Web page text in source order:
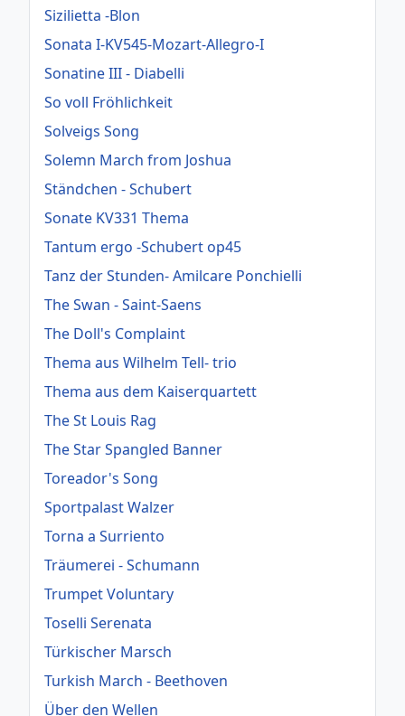
Sizilietta -Blon
Sonata I-KV545-Mozart-Allegro-I
Sonatine III - Diabelli
So voll Fröhlichkeit
Solveigs Song
Solemn March from Joshua
Ständchen - Schubert
Sonate KV331 Thema
Tantum ergo -Schubert op45
Tanz der Stunden- Amilcare Ponchielli
The Swan - Saint-Saens
The Doll's Complaint
Thema aus Wilhelm Tell- trio
Thema aus dem Kaiserquartett
The St Louis Rag
The Star Spangled Banner
Toreador's Song
Sportpalast Walzer
Torna a Surriento
Träumerei - Schumann
Trumpet Voluntary
Toselli Serenata
Türkischer Marsch
Turkish March - Beethoven
Über den Wellen